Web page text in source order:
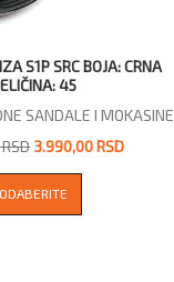
S1P SRC BOJA: CRNA
45
SANDALE I MOKASINE
3.990,00 RSD
ODABERITE